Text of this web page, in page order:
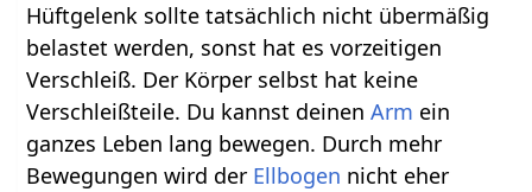
Hüftgelenk sollte tatsächlich nicht übermäßig
belastet werden, sonst hat es vorzeitigen
Verschleiß. Der Körper selbst hat keine
Verschleißteile. Du kannst deinenArm ein
ganzes Leben lang bewegen. Durch mehr
Bewegungen wird der Ellbogen nicht eher